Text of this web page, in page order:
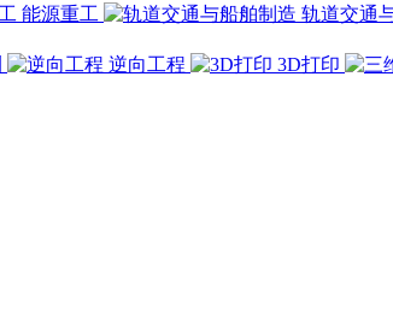
能源重工
轨道交通
逆向工程
3D打印